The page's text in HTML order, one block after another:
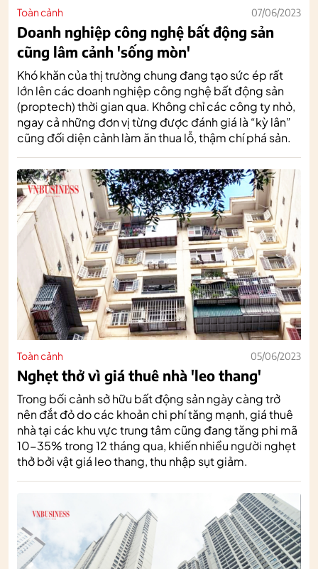
Toàn cảnh 07/06/2023
Doanh nghiệp công nghệ bất động sản
cũng lâm cảnh 'sống mòn'
Khó khăn của thị trường chung đang tạo sức ép rất
lớn lên các doanh nghiệp công nghệ bất động sản
(proptech) thời gian qua. Không chỉ các công ty nhỏ,
ngay cả những đơn vị từng được đánh giá là “kỳ lân”
cũng đối diện cảnh làm ăn thua lỗ, thậm chí phá sản.
Toàn cảnh 05/06/2023
Nghẹt thở vì giá thuê nhà 'leo thang'
Trong bối cảnh sở hữu bất động sản ngày càng trở
nên đắt đỏ do các khoản chi phí tăng mạnh, giá thuê
nhà tại các khu vực trung tâm cũng đang tăng phi mã
10-35% trong 12 tháng qua, khiến nhiều người nghẹt
thở bởi vật giá leo thang, thu nhập sụt giảm.